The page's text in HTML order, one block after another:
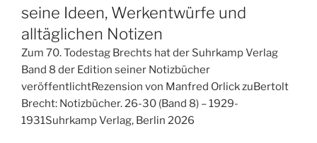
seine Ideen, Werkentwürfe und
alltäglichen Notizen
Zum 70. Todestag Brechts hat der Suhrkamp Verlag
Band 8 der Edition seiner Notizbücher
veröffentlichtRezension von Manfred Orlick zuBertolt
Brecht: Notizbücher. 26-30 (Band 8) – 1929-
1931Suhrkamp Verlag, Berlin 2026